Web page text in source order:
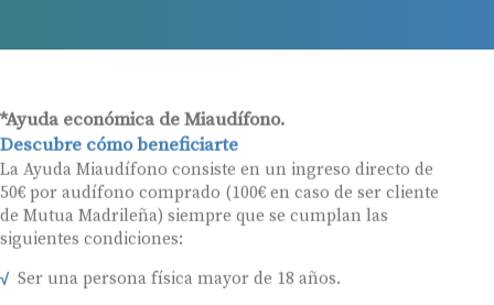
*Ayuda económica de Miaudífono.
Descubre cómo beneficiarte
La Ayuda Miaudífono consiste en un ingreso directo de
50€ por audífono comprado (100€ en caso de ser cliente
de Mutua Madrileña) siempre que se cumplan las
siguientes condiciones:
Ser una persona física mayor de 18 años.